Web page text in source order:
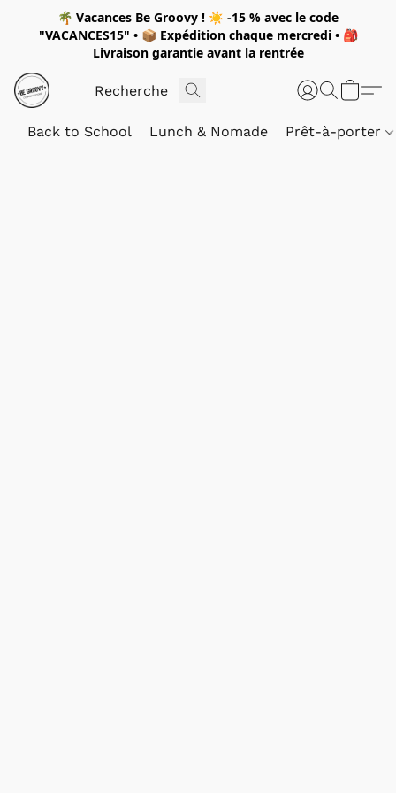
🌴 Vacances Be Groovy ! ☀️ -15 % avec le code
"VACANCES15" • 📦 Expédition chaque mercredi• 🎒
Livraison garantie avant la rentrée
Back to School Lunch & Nomade Prêt-à-porter